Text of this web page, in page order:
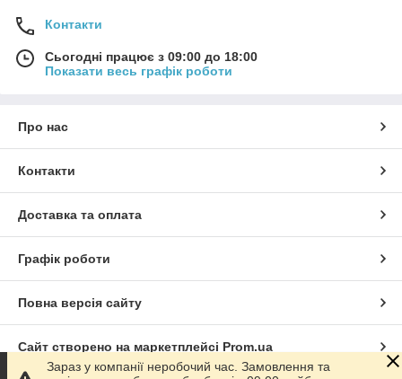
Контакти
Сьогодні працює з 09:00 до 18:00
Показати весь графік роботи
Про нас
Контакти
Доставка та оплата
Графік роботи
Повна версія сайту
Сайт створено на маркетплейсі Prom.ua
Зараз у компанії неробочий час. Замовлення та